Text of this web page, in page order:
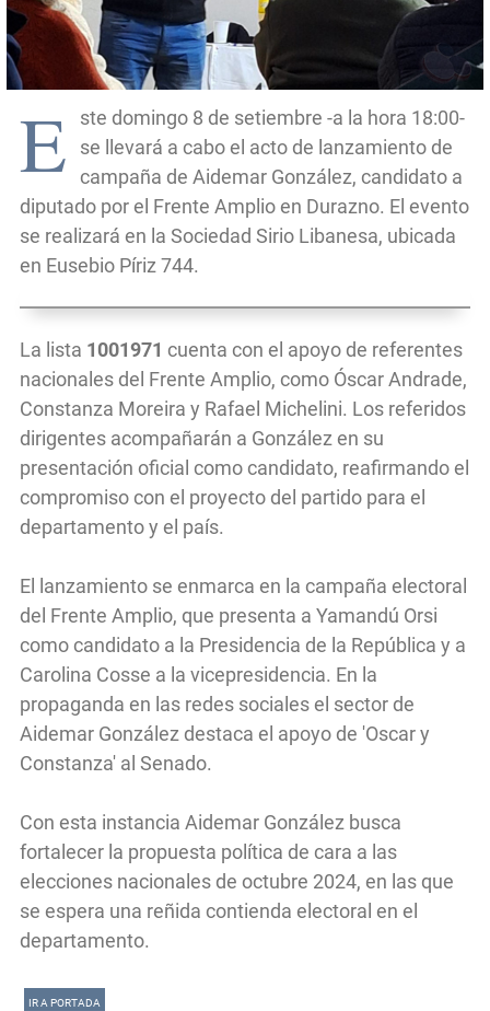
E
ste domingo 8 de setiembre -a la hora 18:00-
se llevará a cabo el acto de lanzamiento de
campaña de Aidemar González, candidato a
diputado por el Frente Amplio en Durazno. El evento
se realizará en la Sociedad Sirio Libanesa, ubicada
en Eusebio Píriz 744.
La lista 1001971 cuenta con el apoyo de referentes
nacionales del Frente Amplio, como Óscar Andrade,
Constanza Moreira y Rafael Michelini. Los referidos
dirigentes acompañarán a González en su
presentación oficial como candidato, reafirmando el
compromiso con el proyecto del partido para el
departamento y el país.
El lanzamiento se enmarca en la campaña electoral
del Frente Amplio, que presenta a Yamandú Orsi
como candidato a la Presidencia de la República y a
Carolina Cosse a la vicepresidencia. En la
propaganda en las redes sociales el sector de
Aidemar González destaca el apoyo de 'Oscar y
Constanza' al Senado.
Con esta instancia Aidemar González busca
fortalecer la propuesta política de cara a las
elecciones nacionales de octubre 2024, en las que
se espera una reñida contienda electoral en el
departamento.
IR A PORTADA